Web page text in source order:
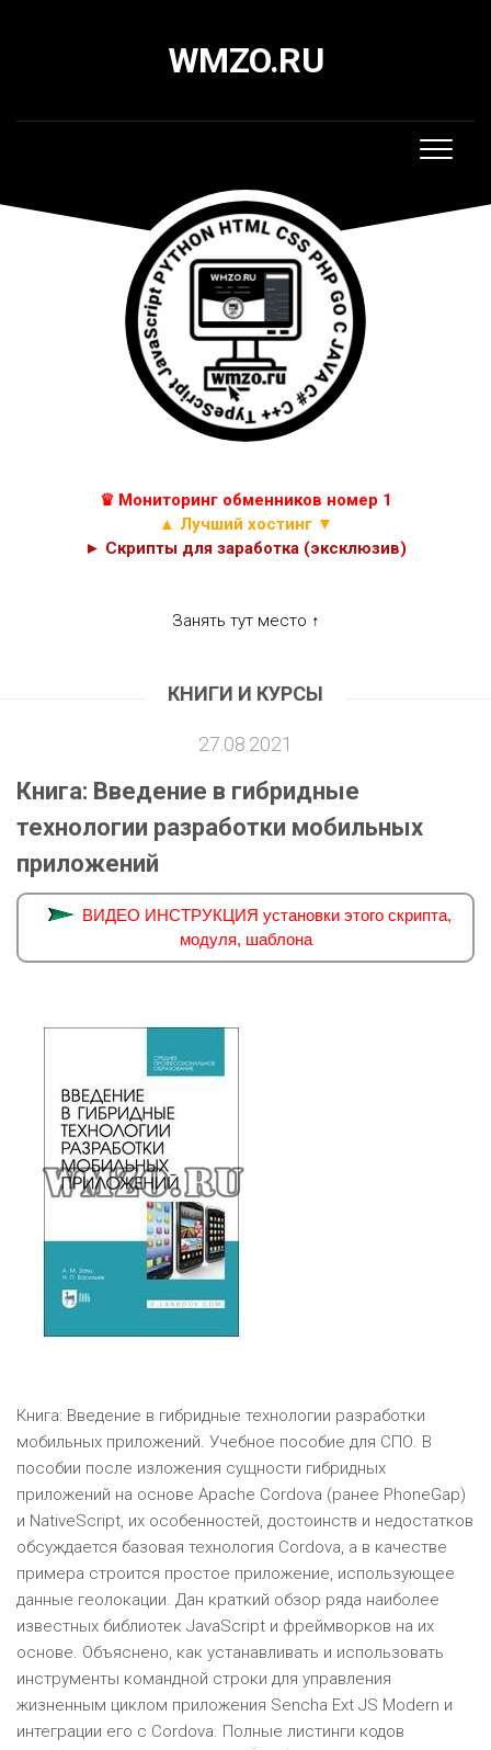
WMZO.RU
♛ Мониторинг обменников номер 1
▲ Лучший хостинг ▼
► Скрипты для заработка (эксклюзив)
Занять тут место ↑
КНИГИ И КУРСЫ
27.08.2021
Книга: Введение в гибридные
технологии разработки мобильных
приложений
ВИДЕО ИНСТРУКЦИЯ установки этого скрипта,
модуля, шаблона
Книга: Введение в гибридные технологии разработки
мобильных приложений. Учебное пособие для СПО. В
пособии после изложения сущности гибридных
приложений на основе Apache Cordova (ранее PhoneGap)
и NativeScript, их особенностей, достоинств и недостатков
обсуждается базовая технология Cordova, а в качестве
примера строится простое приложение, использующее
данные геолокации. Дан краткий обзор ряда наиболее
известных библиотек JavaScript и фреймворков на их
основе. Объяснено, как устанавливать и использовать
инструменты командной строки для управления
жизненным циклом приложения Sencha Ext JS Modern и
интеграции его с Cordova. Полные листинги кодов